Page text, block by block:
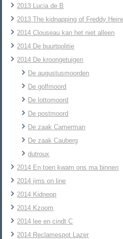
2013 Lucia de B
2013 The kidnapping of Freddy
2014 Clouseau kan het niet alleen
2014 De buurtpolitie
2014 De kroongetuigen
De augustusmoorden
De golfmoord
De lottomoord
De postmoord
De zaak Camerman
De zaak Cauberg
dutroux
2014 En toen kwam ons ma binnen
2014 jims on line
2014 Kidnepp
2014 Kzoom
2014 lee en cindt C
2014 Reclamespot Lazer